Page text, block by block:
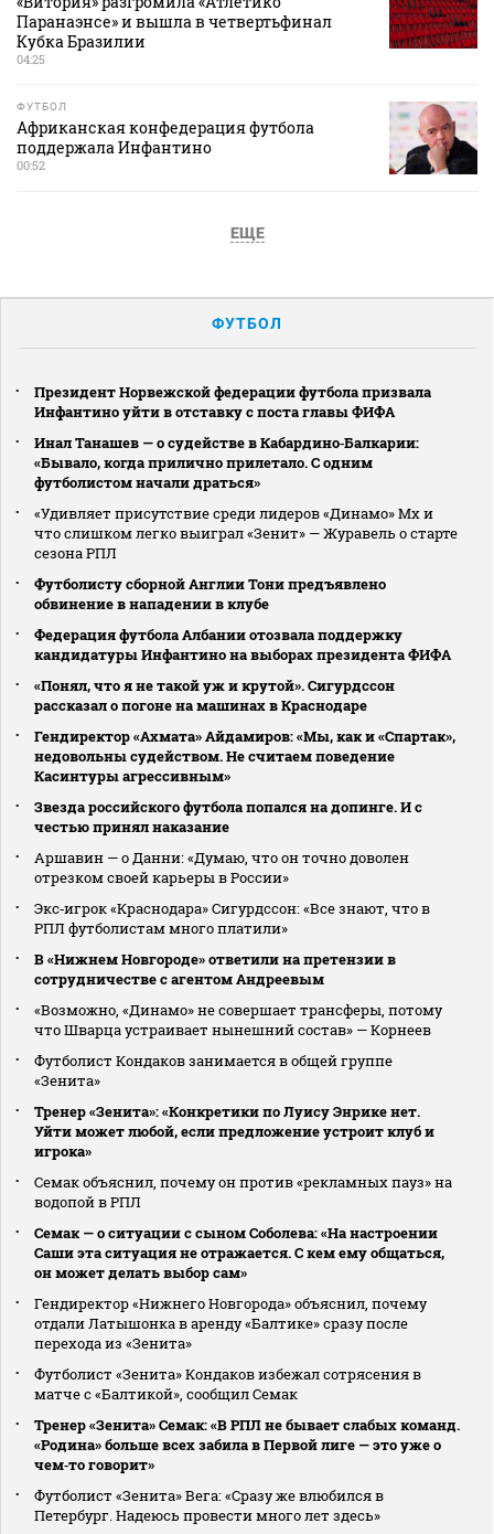
Паранаэнсе» и вышла в четвертьфинал
Кубка Бразилии
04:25
ФУТБОЛ
Африканская конфедерация футбола
поддержала Инфантино
00:52
ЕЩЕ
ФУТБОЛ
Президент Норвежской федерации футбола призвала
Инфантино уйти в отставку с поста главы ФИФА
Инал Танашев — о судействе в Кабардино‑Балкарии:
«Бывало, когда прилично прилетало. С одним
футболистом начали драться»
«Удивляет присутствие среди лидеров «Динамо» Мх и
что слишком легко выиграл «Зенит» — Журавель о старте
сезона РПЛ
Футболисту сборной Англии Тони предъявлено
обвинение в нападении в клубе
Федерация футбола Албании отозвала поддержку
кандидатуры Инфантино на выборах президента ФИФА
«Понял, что я не такой уж и крутой». Сигурдссон
рассказал о погоне на машинах в Краснодаре
Гендиректор «Ахмата» Айдамиров: «Мы, как и «Спартак»,
недовольны судейством. Не считаем поведение
Касинтуры агрессивным»
Звезда российского футбола попался на допинге. И с
честью принял наказание
Аршавин — о Данни: «Думаю, что он точно доволен
отрезком своей карьеры в России»
Экс‑игрок «Краснодара» Сигурдссон: «Все знают, что в
РПЛ футболистам много платили»
В «Нижнем Новгороде» ответили на претензии в
сотрудничестве с агентом Андреевым
«Возможно, «Динамо» не совершает трансферы, потому
что Шварца устраивает нынешний состав» — Корнеев
Футболист Кондаков занимается в общей группе
«Зенита»
Тренер «Зенита»: «Конкретики по Луису Энрике нет.
Уйти может любой, если предложение устроит клуб и
игрока»
Семак объяснил, почему он против «рекламных пауз» на
водопой в РПЛ
Семак — о ситуации с сыном Соболева: «На настроении
Саши эта ситуация не отражается. С кем ему общаться,
он может делать выбор сам»
Гендиректор «Нижнего Новгорода» объяснил, почему
отдали Латышонка в аренду «Балтике» сразу после
перехода из «Зенита»
Футболист «Зенита» Кондаков избежал сотрясения в
матче с «Балтикой», сообщил Семак
Тренер «Зенита» Семак: «В РПЛ не бывает слабых команд.
«Родина» больше всех забила в Первой лиге — это уже о
чем‑то говорит»
Футболист «Зенита» Вега: «Сразу же влюбился в
Петербург. Надеюсь провести много лет здесь»